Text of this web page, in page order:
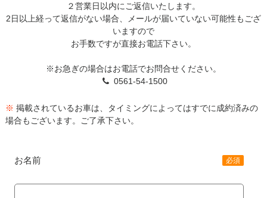
２営業日以内にご返信いたします。
2日以上経って返信がない場合、メールが届いていない可能性もござ
いますので
お手数ですが直接お電話下さい。
※お急ぎの場合はお電話でお問合せください。
0561-54-1500
※ 掲載されているお車は、タイミングによってはすでに成約済みの
場合もございます。ご了承下さい。
お名前 必須